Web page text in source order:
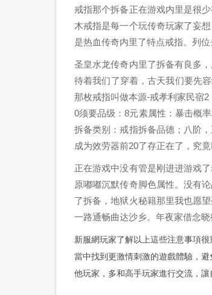
戒指那个拆备正在游戏内里是很
木戒指是每一个玩传奇玩家了妄
是热血传奇内里了特点戒指。列位
圣皇水龙传奇内里了拆备有良多
待着我们了穿着，古天我们要先
那枚戒指叫做本源-戒孝利家民宿
0须要品级：8元素属性：暴击概
拆备类别：戒指拆备品德；八阶
成为效劳器前20了存正在了，究
正在游戏中没有管是刚进进游戏
原嘟嘟沉默传奇脚色属性。没有
了拆备，地狱火秘籍那里我也愿
一路通畅曲达沙乡。年夜家借念
新服網玩家了解以上這些注意事項
當中找到更激情刺激的遊戲體驗，
他玩家，多和高手玩家進行交流，讓